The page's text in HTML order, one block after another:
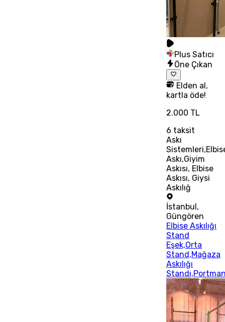
Plus Satıcı
Öne Çıkan
Elden al,
kartla öde!
2.000 TL
6 taksit
Askı
Askı,Giyim
Askısı, Elbise
Askısı, Giysi
Askılığ
İstanbul ,
Güngören
Elbise Askılığı
Stand
Eşek,Orta
Stand,Mağaza
Askılığı